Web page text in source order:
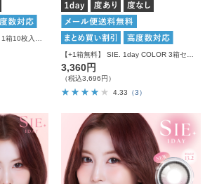
3,360円
（税込3,696円）
4.33
（3）